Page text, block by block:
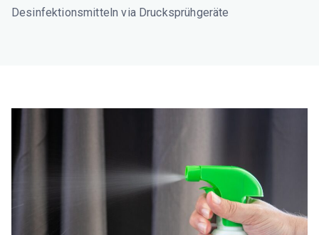
Desinfektionsmitteln via Drucksprühgeräte